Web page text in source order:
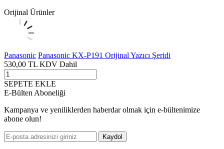
Orijinal Ürünler
Panasonic Panasonic KX-P191 Orijinal Yazıcı Şeridi
530,00 TL KDV Dahil
SEPETE EKLE
E-Bülten Aboneliği
Kampanya ve yeniliklerden haberdar olmak için e-bültenimize
abone olun!
Kaydol